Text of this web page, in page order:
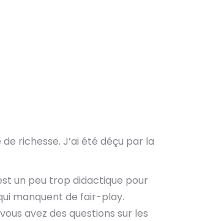
richesse. J’ai été déçu par la
un peu trop didactique pour
manquent de fair-play.
avez des questions sur les